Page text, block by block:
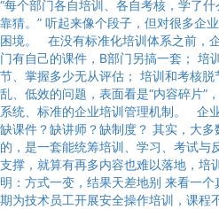
“每个部门各自培训、各自考核，学了
靠猜。” 听起来像个段子，但对很多企
困境。 在没有标准化培训体系之前，
门有自己的课件，B部门另搞一套； 培
节、掌握多少无从评估； 培训和考核
乱、低效的问题，表面看是“内容碎片”
系统、标准的企业培训管理机制。 企
缺课件？缺讲师？缺制度？ 其实，大
的，是一套能统筹培训、学习、考试与
支撑，就算有再多内容也难以落地，
明：方式一变，结果天差地别 来看一
期为技术员工开展安全操作培训，课程